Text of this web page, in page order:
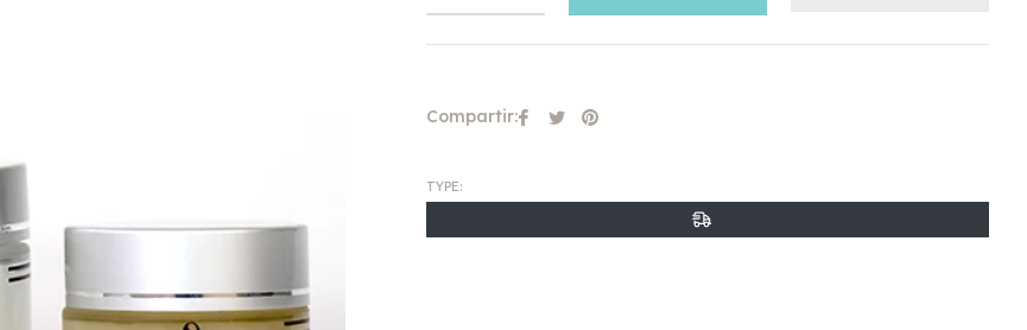
Compartir:
Compartir
Tuitear
Pinear
TYPE: